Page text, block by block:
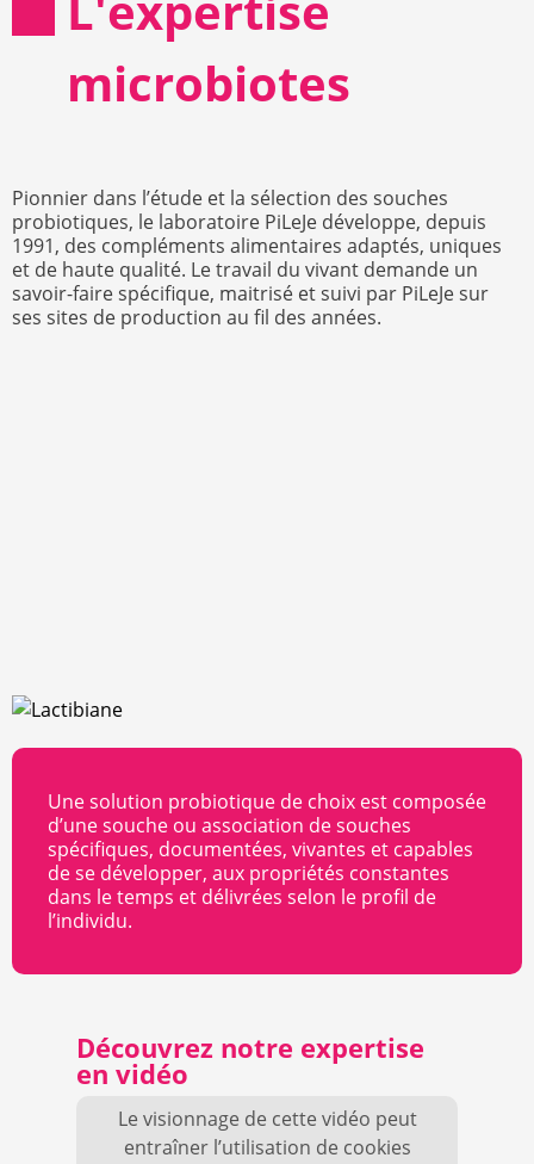
microbiotes
Pionnier dans l’étude et la sélection des souches
probiotiques, le laboratoire PiLeJe développe, depuis
1991, des compléments alimentaires adaptés, uniques
et de haute qualité. Le travail du vivant demande un
savoir-faire spécifique, maitrisé et suivi par PiLeJe sur
ses sites de production au fil des années.
Une solution probiotique de choix est composée
d’une souche ou association de souches
spécifiques, documentées, vivantes et capables
de se développer, aux propriétés constantes
dans le temps et délivrées selon le profil de
l’individu.
Découvrez notre expertise
en vidéo
Le visionnage de cette vidéo peut
entraîner l’utilisation de cookies